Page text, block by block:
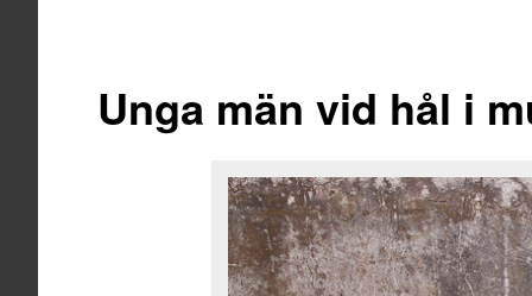
Unga män vid hål i